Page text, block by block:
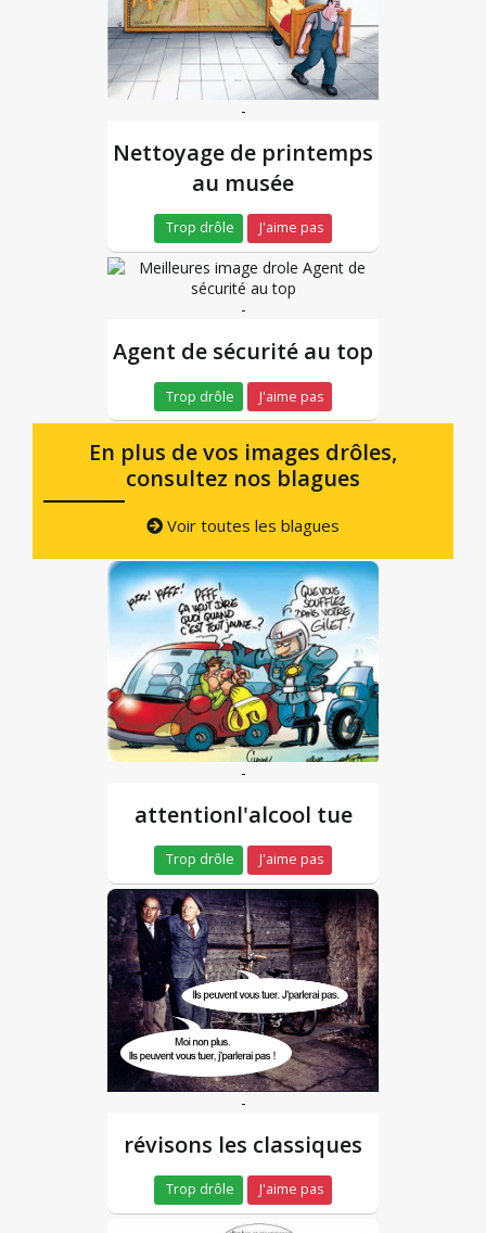
-
Nettoyage de printemps
au musée
Trop drôle J'aime pas
-
Agent de sécurité au top
Trop drôle J'aime pas
En plus de vos images drôles,
consultez nos blagues
Voir toutes les blagues
-
attentionl'alcool tue
Trop drôle J'aime pas
-
révisons les classiques
Trop drôle J'aime pas